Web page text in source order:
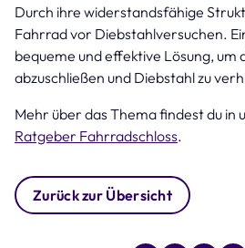
Durch ihre widerstandsfähige
Fahrrad vor Diebstahlversuchen.
bequeme und effektive Lösung, um
abzuschließen und Diebstahl zu
Mehr über das Thema findest du in
Ratgeber Fahrradschloss.
Zurück zur Übersicht